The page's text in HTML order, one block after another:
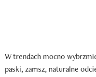
W trendach mocno
paski, zamsz, naturalne